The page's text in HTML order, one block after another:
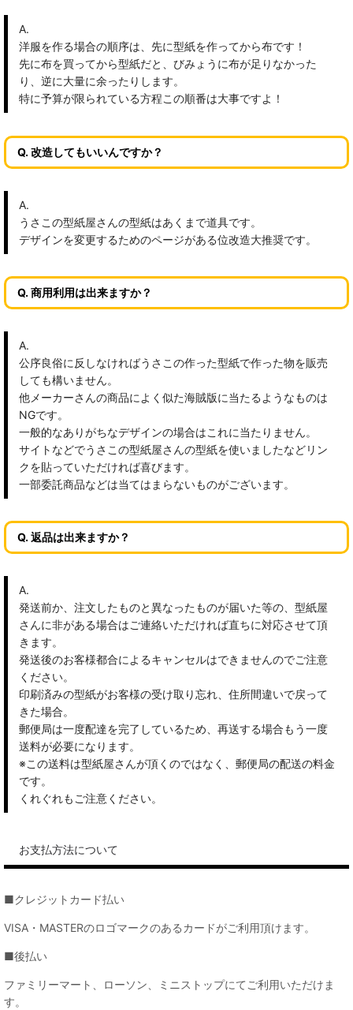
A.
洋服を作る場合の順序は、先に型紙を作ってから布です！
先に布を買ってから型紙だと、びみょうに布が足りなかった
り、逆に大量に余ったりします。
特に予算が限られている方程この順番は大事ですよ！
Q. 改造してもいいんですか？
A.
うさこの型紙屋さんの型紙はあくまで道具です。
デザインを変更するためのページがある位改造大推奨です。
Q. 商用利用は出来ますか？
A.
公序良俗に反しなければうさこの作った型紙で作った物を販売
しても構いません。
他メーカーさんの商品によく似た海賊版に当たるようなものは
NGです。
一般的なありがちなデザインの場合はこれに当たりません。
サイトなどでうさこの型紙屋さんの型紙を使いましたなどリン
クを貼っていただければ喜びます。
一部委託商品などは当てはまらないものがございます。
Q. 返品は出来ますか？
A.
発送前か、注文したものと異なったものが届いた等の、型紙屋
さんに非がある場合はご連絡いただければ直ちに対応させて頂
きます。
発送後のお客様都合によるキャンセルはできませんのでご注意
ください。
印刷済みの型紙がお客様の受け取り忘れ、住所間違いで戻って
きた場合。
郵便局は一度配達を完了しているため、再送する場合もう一度
送料が必要になります。
※この送料は型紙屋さんが頂くのではなく、郵便局の配送の料金
です。
くれぐれもご注意ください。
お支払方法について
■クレジットカード払い
VISA・MASTERのロゴマークのあるカードがご利用頂けます。
■後払い
ファミリーマート、ローソン、ミニストップにてご利用いただけま
す。